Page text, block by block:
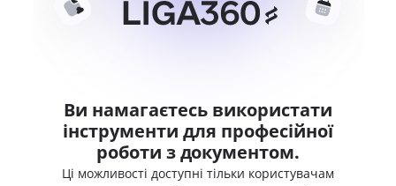
Ви намагаєтесь використати
інструменти для професійної
роботи з документом.
Ці можливості доступні тільки користувачам